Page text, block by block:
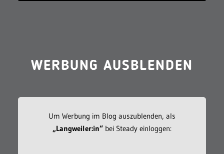
WERBUNG AUSBLENDEN
Um Werbung im Blog auszublenden, als
„Langweiler:in“bei Steady einloggen: